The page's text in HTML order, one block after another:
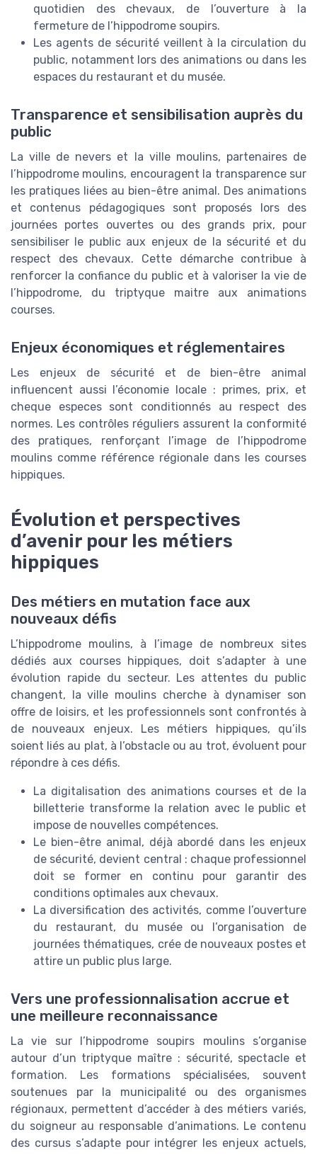
quotidien des chevaux, de l’ouverture à la
fermeture de l’hippodrome soupirs.
Les agents de sécurité veillent à la circulation du
public, notamment lors des animations ou dans les
espaces du restaurant et du musée.
Transparence et sensibilisation auprès du
public
La ville de nevers et la ville moulins, partenaires de
l’hippodrome moulins, encouragent la transparence sur
les pratiques liées au bien-être animal. Des animations
et contenus pédagogiques sont proposés lors des
journées portes ouvertes ou des grands prix, pour
sensibiliser le public aux enjeux de la sécurité et du
respect des chevaux. Cette démarche contribue à
renforcer la confiance du public et à valoriser la vie de
l’hippodrome, du triptyque maitre aux animations
courses.
Enjeux économiques et réglementaires
Les enjeux de sécurité et de bien-être animal
influencent aussi l’économie locale : primes, prix, et
cheque especes sont conditionnés au respect des
normes. Les contrôles réguliers assurent la conformité
des pratiques, renforçant l’image de l’hippodrome
moulins comme référence régionale dans les courses
hippiques.
Évolution et perspectives
d’avenir pour les métiers
hippiques
Des métiers en mutation face aux
nouveaux défis
L’hippodrome moulins, à l’image de nombreux sites
dédiés aux courses hippiques, doit s’adapter à une
évolution rapide du secteur. Les attentes du public
changent, la ville moulins cherche à dynamiser son
offre de loisirs, et les professionnels sont confrontés à
de nouveaux enjeux. Les métiers hippiques, qu’ils
soient liés au plat, à l’obstacle ou au trot, évoluent pour
répondre à ces défis.
La digitalisation des animations courses et de la
billetterie transforme la relation avec le public et
impose de nouvelles compétences.
Le bien-être animal, déjà abordé dans les enjeux
de sécurité, devient central : chaque professionnel
doit se former en continu pour garantir des
conditions optimales aux chevaux.
La diversification des activités, comme l’ouverture
du restaurant, du musée ou l’organisation de
journées thématiques, crée de nouveaux postes et
attire un public plus large.
Vers une professionnalisation accrue et
une meilleure reconnaissance
La vie sur l’hippodrome soupirs moulins s’organise
autour d’un triptyque maître : sécurité, spectacle et
formation. Les formations spécialisées, souvent
soutenues par la municipalité ou des organismes
régionaux, permettent d’accéder à des métiers variés,
du soigneur au responsable d’animations. Le contenu
des cursus s’adapte pour intégrer les enjeux actuels,